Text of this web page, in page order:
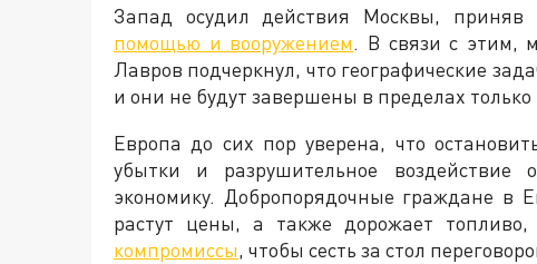
Запад осудил действия Москвы,
помощью и вооружением. В связи с этим,
Лавров подчеркнул, что географические
и они не будут завершены в пределах
Европа до сих пор уверена, что
убытки и разрушительное
экономику. Добропорядочные граждане в
растут цены, а также дорожает
компромиссы, чтобы сесть за стол